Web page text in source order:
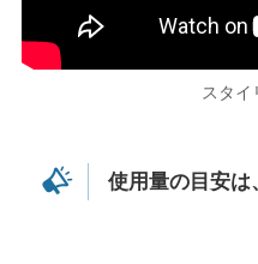
スタイ
使用量の目安は